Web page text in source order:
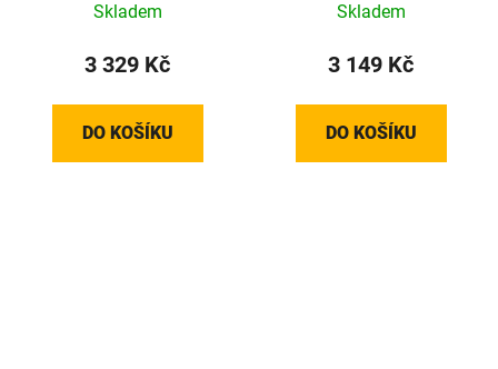
Skladem
3 329 Kč
DO KOŠÍKU
Skladem
3 149 Kč
DO KOŠÍKU